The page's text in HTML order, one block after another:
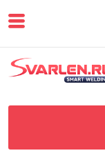
дня.